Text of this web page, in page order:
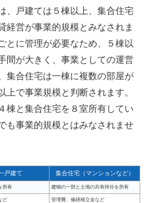
、戸建ては５棟以上、集合住宅
経営が事業的規模とみなされま
とに管理が必要なため、５棟以
間が大きく、事業としての運営
集合住宅は一棟に複数の部屋が
上で事業規模と判断されます。
棟と集合住宅を８室所有してい
も事業的規模とはみなされませ
戸建て 集合住宅（マンションなど）
所有 建物の一部と土地の共有持分を所有
ど 管理費、修繕積立金など